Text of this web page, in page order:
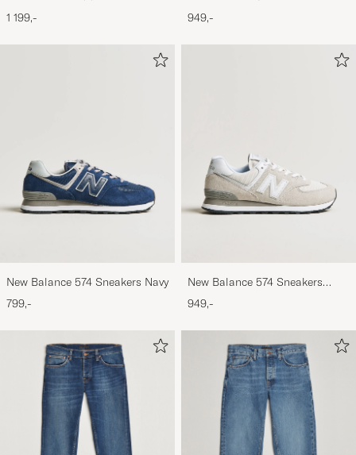
Black
1 199,-
Black
949,-
New Balance 574 Sneakers Navy
799,-
New Balance 574 Sneakers
Nimbus Cloud
949,-